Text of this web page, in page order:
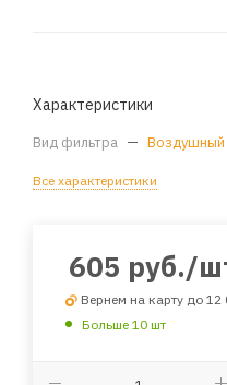
Характеристики
Вид фильтра — Воздушный
Все характеристики
605 руб./
Вернем на карту до
Больше 10 шт